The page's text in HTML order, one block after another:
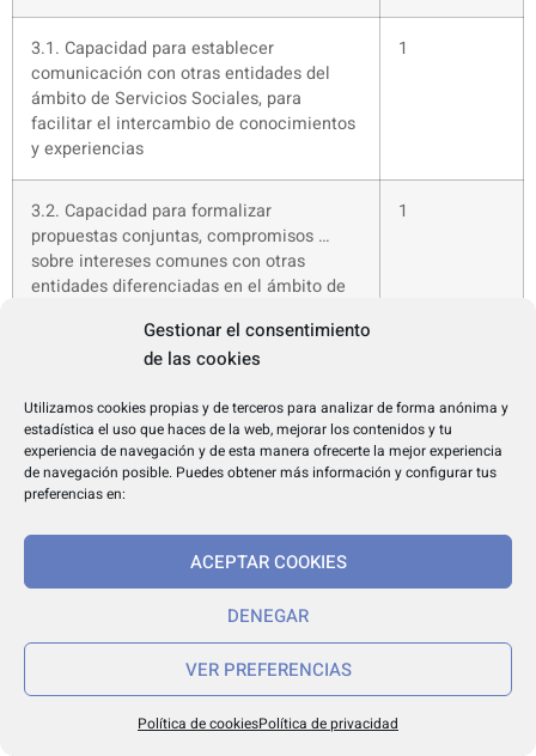
Gestionar el consentimiento
de las cookies
Utilizamos cookies propias y de terceros para analizar de forma anónima y
estadística el uso que haces de la web, mejorar los contenidos y tu
experiencia de navegación y de esta manera ofrecerte la mejor experiencia
de navegación posible. Puedes obtener más información y configurar tus
preferencias en:
ACEPTAR COOKIES
DENEGAR
VER PREFERENCIAS
Política de cookiesPolítica de privacidad
3.1. Capacidad para establecer
comunicación con otras entidades del
ámbito de Servicios Sociales, para
facilitar el intercambio de conocimientos
y experiencias
1
3.2. Capacidad para formalizar
propuestas conjuntas, compromisos …
sobre intereses comunes con otras
entidades diferenciadas en el ámbito de
personas beneficiarias
1
3.3. Posibilitar el acceso a actividades
concretas a personas de otras entidades
diferenciadas del ámbito de la
discapacidad, socias o no
1
3.4. Coordinarse y compartir los recursos
necesarios para el desarrollo de
actividades/programas concretas entre
entidades diferenciadas, del ámbito de la
discapacidad
3
3.5. Agrupación de asociaciones: unión de
diferentes entidades del ámbito de la
4